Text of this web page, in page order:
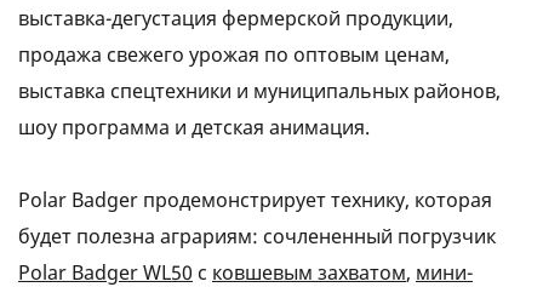
выставка-дегустация фермерской продукции,
продажа свежего урожая по оптовым ценам,
выставка спецтехники и муниципальных районов,
шоу программа и детская анимация.
Polar Badger продемонстрирует технику, которая
будет полезна аграриям: сочлененный погрузчик
Polar Badger WL50 c ковшевым захватом, мини-